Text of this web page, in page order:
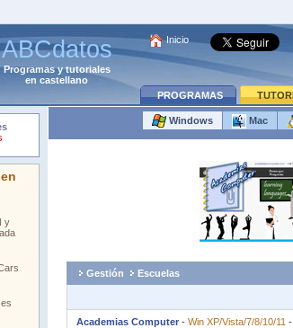
ABCdatos
Programasytutoriales
en castellano
Inicio
PROGRAMAS
Windows Mac
Gestión Escuelas
Academias Computer- Win XP/Vista/7/8/10/11 -